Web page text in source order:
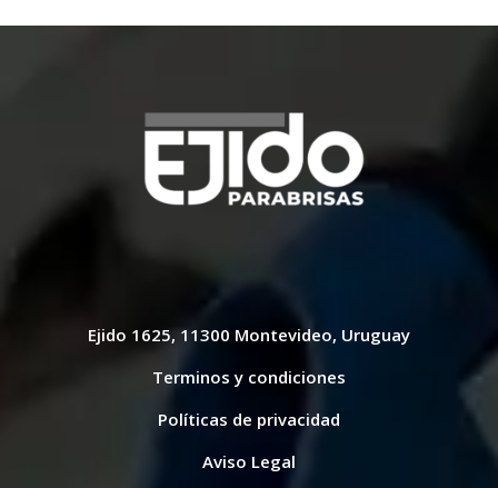
Ejido 1625, 11300 Montevideo, Uruguay
Terminos y condiciones
Políticas de privacidad
Aviso Legal